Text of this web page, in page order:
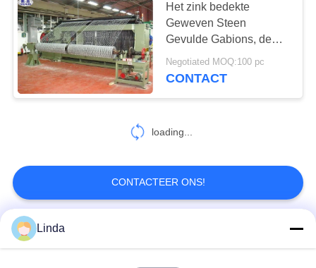
Het zink bedekte
Geweven Steen
Gevulde Gabions, de
Steen Behoudende
Muur van het
Negotiated MOQ:100 pc
CONTACT
loading...
CONTACTEER ONS!
populaire categorieën
Linda